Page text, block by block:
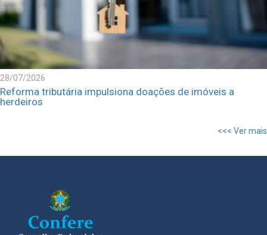
28/07/2026
Reforma tributária impulsiona doações de imóveis a
herdeiros
<<< Ver mais